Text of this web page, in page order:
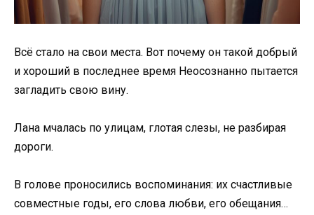
Всё стало на свои места. Вот почему он такой добрый
и хороший в последнее время Неосознанно пытается
загладить свою вину.
Лана мчалась по улицам, глотая слезы, не разбирая
дороги.
В голове проносились воспоминания: их счастливые
совместные годы, его слова любви, его обещания…